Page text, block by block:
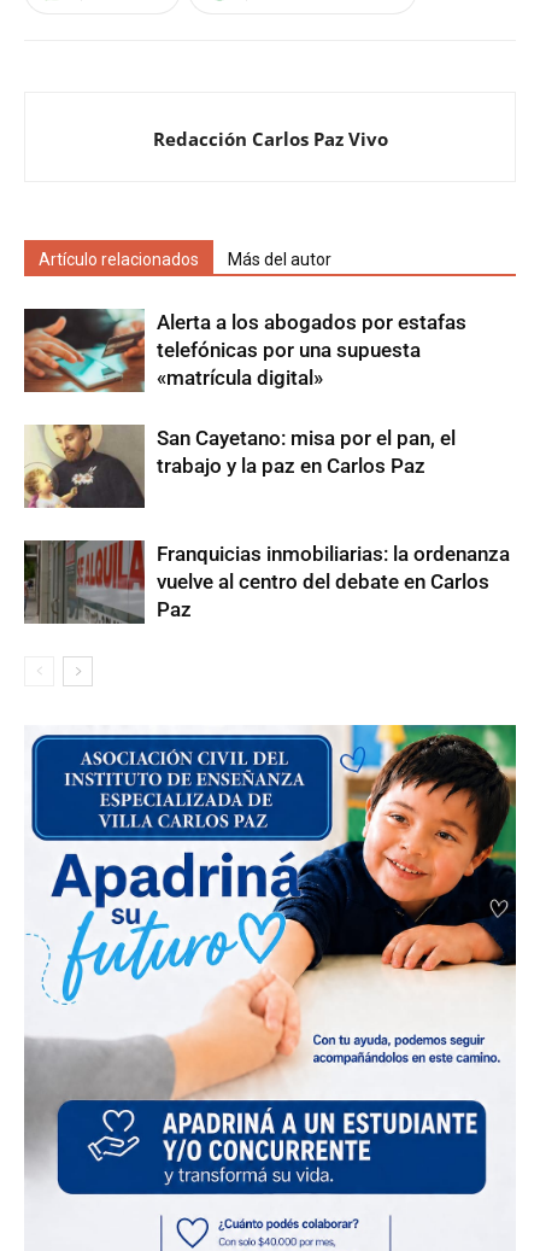
Redacción Carlos Paz Vivo
Artículo relacionados Más del autor
Alerta a los abogados por estafas
telefónicas por una supuesta
«matrícula digital»
San Cayetano: misa por el pan, el
trabajo y la paz en Carlos Paz
Franquicias inmobiliarias: la ordenanza
vuelve al centro del debate en Carlos
Paz